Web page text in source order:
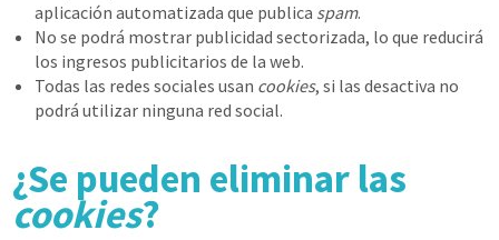
aplicación automatizada que publica spam.
No se podrá mostrar publicidad sectorizada, lo que reducirá
los ingresos publicitarios de la web.
Todas las redes sociales usan cookies, si las desactiva no
podrá utilizar ninguna red social.
¿Se pueden eliminar las
cookies?